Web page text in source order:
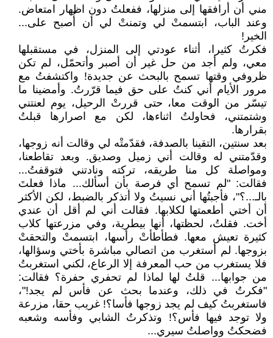
مني أن أرافقها إلى منزلها، ففعلتُ دون اظهار امتعاض.
وعند الباب، ابتسمتْ لي وتمنتْ لي أن أُصبح على...
الخير!
فكرتُ كثيرا، أثناء عودتي إلى المنزل، في مستقبلها
معي، ولم أجد من حل غير أن أصبر وأتحمّل، لم تكن
ظروفي وقتها تسمح بالبحث عن جديدة! واكتشفتُ مع
مرور الأيام أني كنتُ على حق فيما قرّرتُ. وأمضينا ما
تيسّر من الوقت معا، حتى قررتْ الرحيل، يوم لعنتني
وشتمتني، فحاولتُ اثناءها، لكن مع اصرارها قبلتُ
بقرارها.
بعد سنتين، التقينا بالصدفة، فقدّمتْه لي وقالت أنه زوجها،
وقدّمتني له وقالت أني زميل وصديق. وبعد تقاطعنا،
ومواصلة كل منا طريقه، تركته ونادتني فتوقفتُ...
فقالت: "لم تسمح أي فرصة بأن أسألك... ماذا فعلتَ
بالـ...؟"، فأجبتُها أني نسيتُ ولا أتذكر بالضبط، لكن الأكثر
أن أختي أطعمتها لكلابها. فقالت أني لم أقل أن عندي
أخت. فقلتُ، لحظتها، أنها بيطرية، وفي مزرعتها كلاب
كثيرة تعيش معها. فطأطأتْ رأسها، ابتسمتْ والتحقتْ
بزوجها. لم أستغرب من اتصالي مباشرة بأختي وسؤالها،
فلا يستغرب من حب المعرفة إلا الرعاع، لكني استغربتُ
من جوابها... قلتُ لها لماذا لم تحفري حفرة؟ فقالت:
"فكرتُ في ذلك، وعندما بحث عن فأس لم يجد!"،
فاستغربتُ كيف لم يجد زوجها فأسا؟! غريب حقا، مزرعة
ولا توجد فيها فأس؟! وتذكرتُ الشابي وفأسه وشعبه
فضحكتُ وواصلتُ سيري...